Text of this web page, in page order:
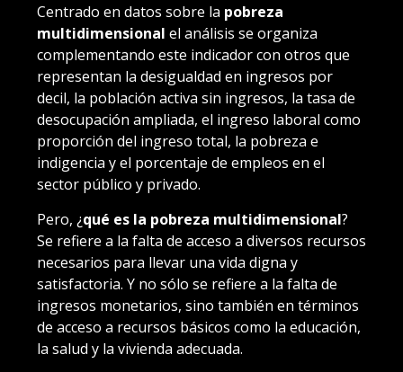
Centrado en datos sobre la pobreza
multidimensional el análisis se organiza
complementando este indicador con otros que
representan la desigualdad en ingresos por
decil, la población activa sin ingresos, la tasa de
desocupación ampliada, el ingreso laboral como
proporción del ingreso total, la pobreza e
indigencia y el porcentaje de empleos en el
sector público y privado.
Pero, ¿qué es la pobreza multidimensional?
Se refiere a la falta de acceso a diversos recursos
necesarios para llevar una vida digna y
satisfactoria. Y no sólo se refiere a la falta de
ingresos monetarios, sino también en términos
de acceso a recursos básicos como la educación,
la salud y la vivienda adecuada.